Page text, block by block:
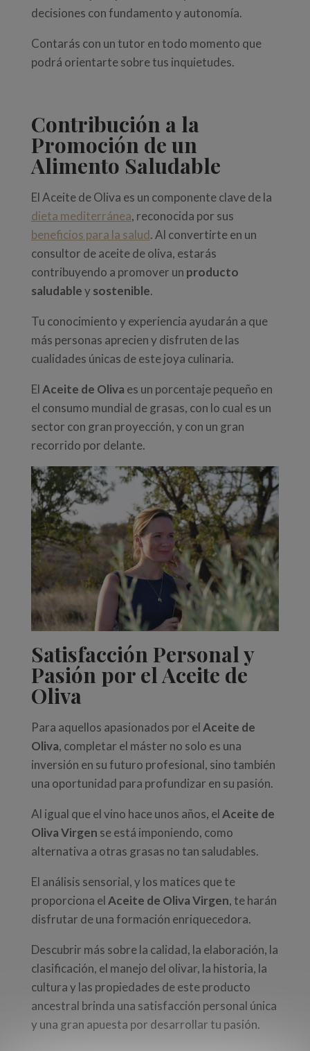
decisiones con fundamento y autonomía.
Contarás con un tutor en todo momento que
podrá orientarte sobre tus inquietudes.
Contribución a la
Promoción de un
Alimento Saludable
El Aceite de Oliva es un componente clave de la
dieta mediterránea, reconocida por sus
beneficios para la salud. Al convertirte en un
consultor de aceite de oliva, estarás
contribuyendo a promover un producto
saludableysostenible.
Tu conocimiento y experiencia ayudarán a que
más personas aprecien y disfruten de las
cualidades únicas de este joya culinaria.
ElAceite de Oliva es un porcentaje pequeño en
el consumo mundial de grasas, con lo cual es un
sector con gran proyección, y con un gran
recorrido por delante.
Satisfacción Personal y
Pasión por el Aceite de
Oliva
Para aquellos apasionados por elAceite de
Oliva, completar el máster no solo es una
inversión en su futuro profesional, sino también
una oportunidad para profundizar en su pasión.
Al igual que el vino hace unos años, elAceite de
Oliva Virgen se está imponiendo, como
alternativa a otras grasas no tan saludables.
El análisis sensorial, y los matices que te
proporciona elAceite de Oliva Virgen, te harán
disfrutar de una formación enriquecedora.
Descubrir más sobre la calidad, la elaboración, la
clasificación, el manejo del olivar, la historia, la
cultura y las propiedades de este producto
ancestral brinda una satisfacción personal única
y una gran apuesta por desarrollar tu pasión.